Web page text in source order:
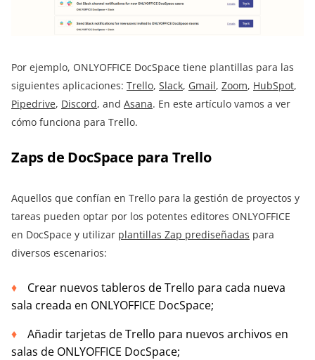
Por ejemplo, ONLYOFFICE DocSpace tiene plantillas para las
siguientes aplicaciones: Trello, Slack, Gmail, Zoom, HubSpot,
Pipedrive, Discord, and Asana. En este artículo vamos a ver
cómo funciona para Trello.
Zaps de DocSpace para Trello
Aquellos que confían en Trello para la gestión de proyectos y
tareas pueden optar por los potentes editores ONLYOFFICE
en DocSpace y utilizar plantillas Zap prediseñadas para
diversos escenarios:
Crear nuevos tableros de Trello para cada nueva
sala creada en ONLYOFFICE DocSpace;
Añadir tarjetas de Trello para nuevos archivos en
salas de ONLYOFFICE DocSpace;